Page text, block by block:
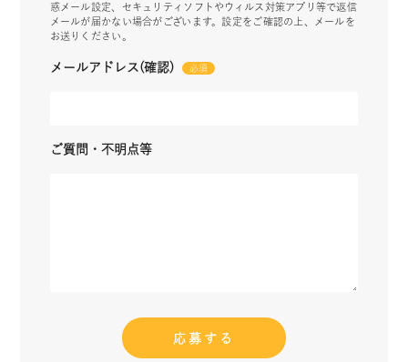
惑メール設定、セキュリティソフトやウィルス対策アプリ等で返信
メールが届かない場合がございます。設定をご確認の上、メールを
お送りください。
メールアドレス(確認)
ご質問・不明点等
応募する